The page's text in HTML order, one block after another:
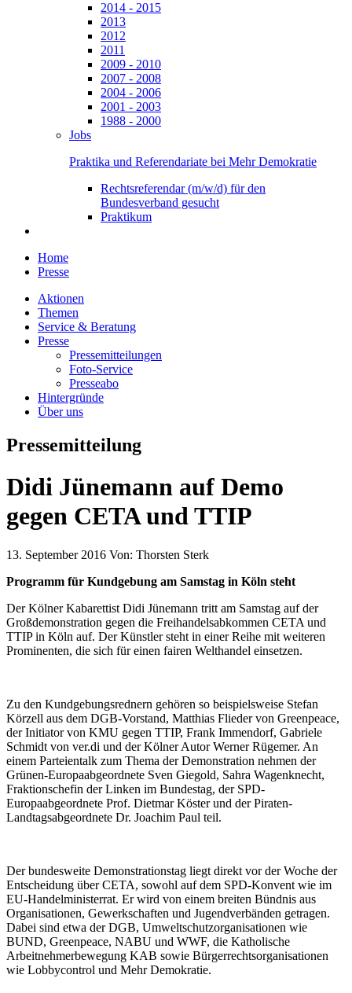
2014 - 2015
2013
2012
2011
2009 - 2010
2007 - 2008
2004 - 2006
2001 - 2003
1988 - 2000
Jobs
Praktika und Referendariate bei Mehr Demokratie
Rechtsreferendar (m/w/d) für den
Bundesverband gesucht
Praktikum
Home
Presse
Aktionen
Themen
Service & Beratung
Presse
Pressemitteilungen
Foto-Service
Presseabo
Hintergründe
Über uns
Pressemitteilung
Didi Jünemann auf Demo
gegen CETA und TTIP
13. September 2016 Von: Thorsten Sterk
Programm für Kundgebung am Samstag in Köln steht
Der Kölner Kabarettist Didi Jünemann tritt am Samstag auf der
Großdemonstration gegen die Freihandelsabkommen CETA und
TTIP in Köln auf. Der Künstler steht in einer Reihe mit weiteren
Prominenten, die sich für einen fairen Welthandel einsetzen.
Zu den Kundgebungsrednern gehören so beispielsweise Stefan
Körzell aus dem DGB-Vorstand, Matthias Flieder von Greenpeace,
der Initiator von KMU gegen TTIP, Frank Immendorf, Gabriele
Schmidt von ver.di und der Kölner Autor Werner Rügemer. An
einem Parteientalk zum Thema der Demonstration nehmen der
Grünen-Europaabgeordnete Sven Giegold, Sahra Wagenknecht,
Fraktionschefin der Linken im Bundestag, der SPD-
Europaabgeordnete Prof. Dietmar Köster und der Piraten-
Landtagsabgeordnete Dr. Joachim Paul teil.
Der bundesweite Demonstrationstag liegt direkt vor der Woche der
Entscheidung über CETA, sowohl auf dem SPD-Konvent wie im
EU-Handelministerrat. Er wird von einem breiten Bündnis aus
Organisationen, Gewerkschaften und Jugendverbänden getragen.
Dabei sind etwa der DGB, Umweltschutzorganisationen wie
BUND, Greenpeace, NABU und WWF, die Katholische
Arbeitnehmerbewegung KAB sowie Bürgerrechtsorganisationen
wie Lobbycontrol und Mehr Demokratie.